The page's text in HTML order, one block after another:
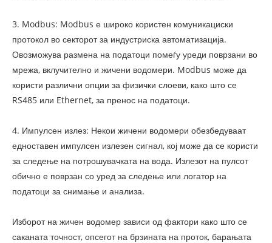
3. Modbus: Modbus е широко користен комуникациски
протокол во секторот за индустриска автоматизација.
Овозможува размена на податоци помеѓу уреди поврзани во
мрежа, вклучително и жичени водомери. Modbus може да
користи различни опции за физички слоеви, како што се
RS485 или Ethernet, за пренос на податоци.
4. Импулсен излез: Некои жичени водомери обезбедуваат
едноставен импулсен излезен сигнал, кој може да се користи
за следење на потрошувачката на вода. Излезот на пулсот
обично е поврзан со уред за следење или логатор на
податоци за снимање и анализа.
Изборот на жичен водомер зависи од фактори како што се
саканата точност, опсегот на брзината на проток, барањата